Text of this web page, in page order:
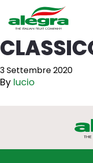
3 Settembre 2020
By lucio